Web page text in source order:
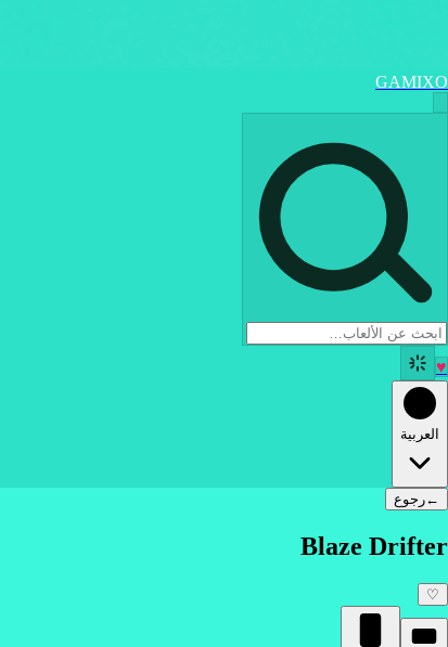
GAMIXO
♥
العربية
←رجوع
Blaze Drifter
♡